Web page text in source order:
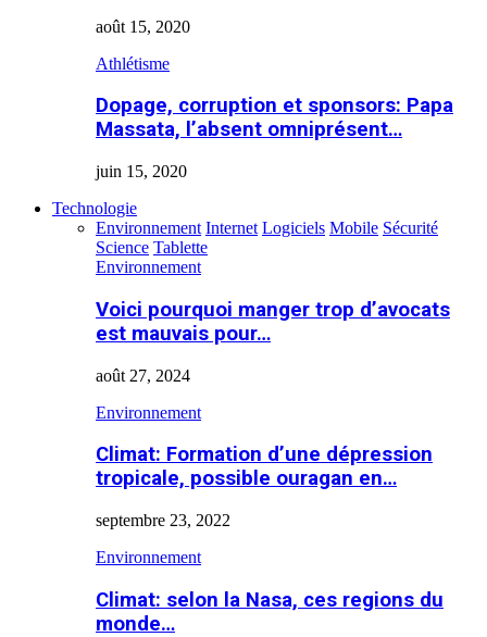
août 15, 2020
Athlétisme
Dopage, corruption et sponsors: Papa
Massata, l’absent omniprésent…
juin 15, 2020
Technologie
Environnement Internet Logiciels Mobile Sécurité
Science Tablette
Environnement
Voici pourquoi manger trop d’avocats
est mauvais pour…
août 27, 2024
Environnement
Climat: Formation d’une dépression
tropicale, possible ouragan en…
septembre 23, 2022
Environnement
Climat: selon la Nasa, ces regions du
monde…